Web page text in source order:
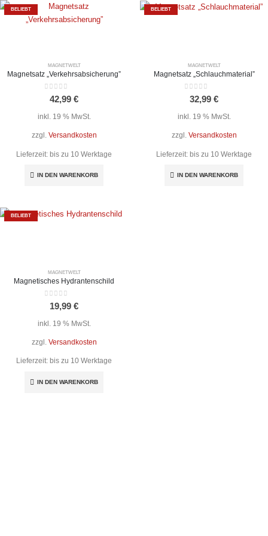
BELIEBT
MAGNETWELT
Magnetsatz „Verkehrsabsicherung”
out of 5
42,99 €
inkl. 19 % MwSt.
zzgl. Versandkosten
Lieferzeit: bis zu 10 Werktage
IN DEN WARENKORB
BELIEBT
MAGNETWELT
Magnetsatz „Schlauchmaterial”
out of 5
32,99 €
inkl. 19 % MwSt.
zzgl. Versandkosten
Lieferzeit: bis zu 10 Werktage
IN DEN WARENKORB
BELIEBT
MAGNETWELT
Magnetisches Hydrantenschild
out of 5
19,99 €
inkl. 19 % MwSt.
zzgl. Versandkosten
Lieferzeit: bis zu 10 Werktage
IN DEN WARENKORB